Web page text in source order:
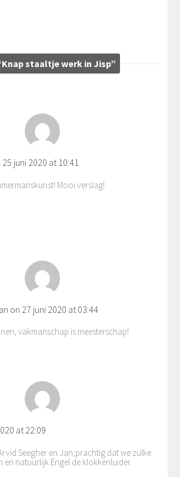
staaltje werk in Jisp”
25 juni 2020 at 10:41
Mooi verslag!
on 27 juni 2020 at 03:44
vakmanschap is meesterschap!
at 22:09
Seegher en Jan,prachtig dat we zulke
en natuurlijk Engel de klokkenluider.